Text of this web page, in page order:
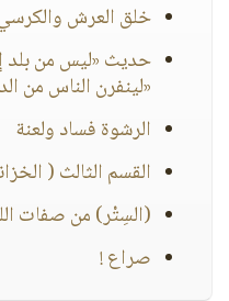
خلق العرش
حديث «ليس من بلد
«لينفرن الناس من
الرشوة فساد ولعنة
القسم الثالث (
(السِتْر) من صفات
صراع !